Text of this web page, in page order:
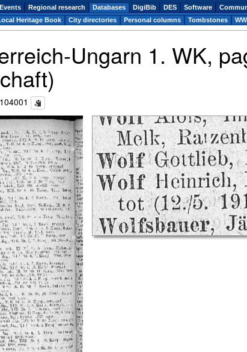
Ungarn 1. WK,
Events Regional research Databases DigiBib DES Software
Heritage Book
City directories Personal columns Tombstones